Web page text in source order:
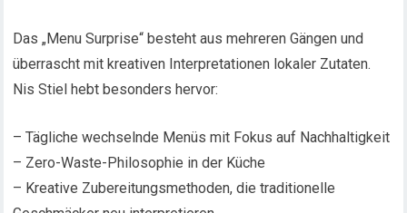
Das „Menu Surprise“ besteht aus mehreren Gängen und
überrascht mit kreativen Interpretationen lokaler Zutaten.
Nis Stiel hebt besonders hervor:
– Tägliche wechselnde Menüs mit Fokus auf Nachhaltigkeit
– Zero-Waste-Philosophie in der Küche
– Kreative Zubereitungsmethoden, die traditionelle